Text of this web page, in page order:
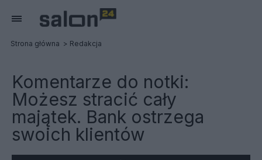
Strona główna Redakcja
Komentarze do notki:
Możesz stracić cały
majątek. Bank ostrzega
swoich klientów